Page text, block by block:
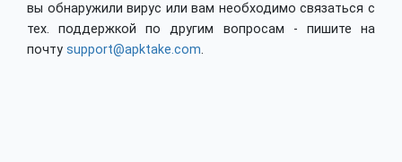
вы обнаружили вирус или вам необходимо связаться с
тех. поддержкой по другим вопросам - пишите на
почту support@apktake.com.